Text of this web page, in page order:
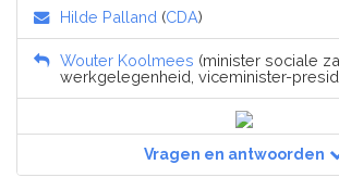
Hilde Palland (CDA)
Wouter Koolmees (minister sociale
werkgelegenheid, viceminister-
Vragen en antwoorden